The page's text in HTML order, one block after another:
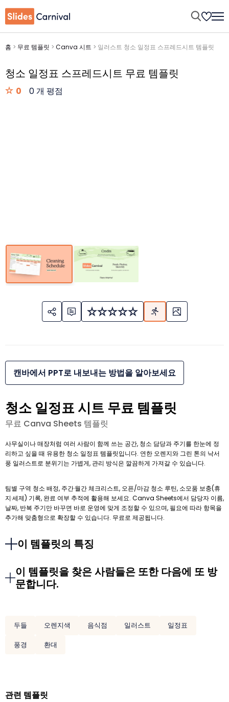
홈 > 무료 템플릿 > Canva 시트 > 일러스트 청소 일정표 스프레드시트 템플릿
청소 일정표 스프레드시트 무료 템플릿
0 0 개 평점
캔바에서 PPT로 내보내는 방법을 알아보세요
청소 일정표 시트 무료 템플릿
무료 Canva Sheets 템플릿
사무실이나 매장처럼 여러 사람이 함께 쓰는 공간, 청소 담당과 주기를 한눈에 정
리하고 싶을 때 유용한 청소 일정표 템플릿입니다. 연한 오렌지와 그린 톤의 낙서
풍 일러스트로 분위기는 가볍게, 관리 방식은 깔끔하게 가져갈 수 있습니다.
팀별 구역 청소 배정, 주간·월간 체크리스트, 오픈/마감 청소 루틴, 소모품 보충(휴
지·세제) 기록, 완료 여부 추적에 활용해 보세요. Canva Sheets에서 담당자 이름,
날짜, 반복 주기만 바꾸면 바로 운영에 맞게 조정할 수 있으며, 필요에 따라 항목을
추가해 맞춤형으로 확장할 수 있습니다. 무료로 제공됩니다.
이 템플릿의 특징
이 템플릿을 찾은 사람들은 또한 다음에 또 방
문합니다.
두들 오렌지색 음식점 일러스트
일정표
풍경
환대
관련 템플릿